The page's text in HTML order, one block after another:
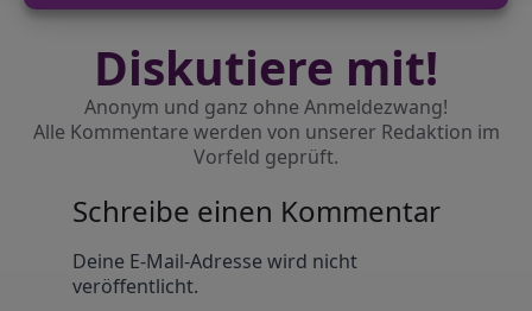
Diskutiere mit!
Anonym und ganz ohne Anmeldezwang!
Alle Kommentare werden von unserer Redaktion im
Vorfeld geprüft.
Schreibe einen Kommentar
Deine E-Mail-Adresse wird nicht
veröffentlicht.